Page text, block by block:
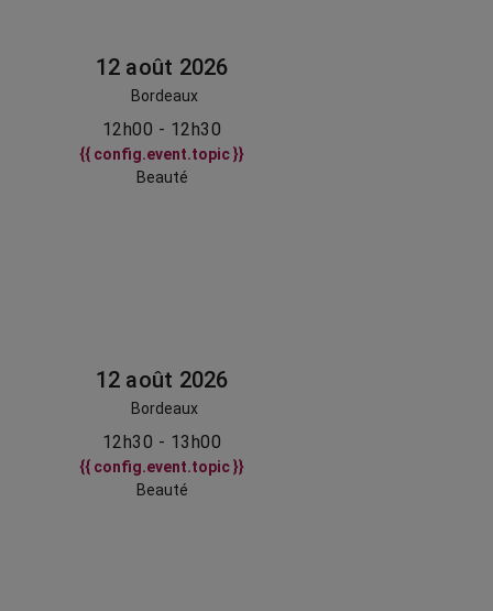
12 août 2026
Bordeaux
12h00 - 12h30
{{ config.event.topic }}
Beauté
12 août 2026
Bordeaux
12h30 - 13h00
{{ config.event.topic }}
Beauté